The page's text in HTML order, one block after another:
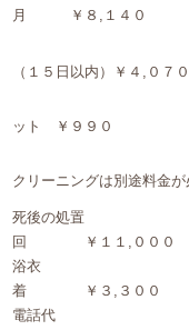
月 ￥８,１４０
（１５日以内）￥４,０７０
ワ
ット ￥９９０
ド
クリーニングは別途料金が
死後
回 ￥１１,０００
浴
着 ￥３,３００
電話